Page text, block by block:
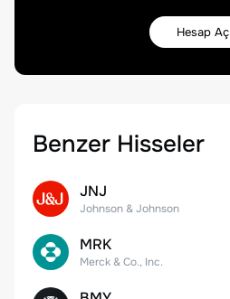
Hesap Aç
Benzer Hisseler
JNJ
Johnson & Johnson
MRK
Merck & Co., Inc.